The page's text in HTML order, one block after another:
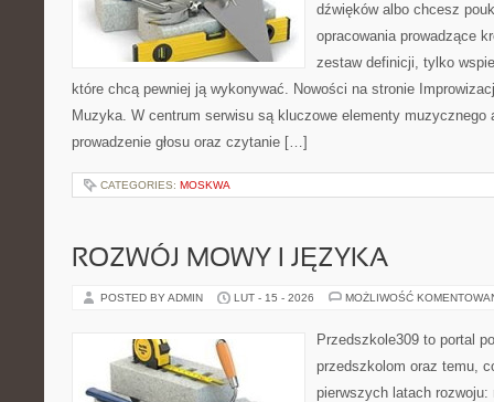
dźwięków albo chcesz
opracowania prowadzące
zestaw definicji, tylko
które chcą pewniej ją wykonywać. Nowości na stronie
Muzyka. W centrum serwisu są kluczowe elementy muzycznego
prowadzenie głosu oraz czytanie […]
CATEGORIES: MOSKWA
ROZWÓJ MOWY I JĘZYKA
POSTED BY ADMIN LUT - 15 - 2026 MOŻLIWOŚĆ
Przedszkole309 to portal
przedszkolom oraz temu,
pierwszych latach